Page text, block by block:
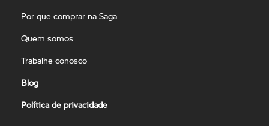
Por que comprar na Saga
Quem somos
Trabalhe conosco
Blog
Política de privacidade